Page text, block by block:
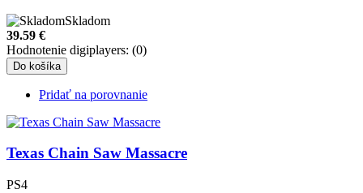
Skladom
39.59 €
Hodnotenie digiplayers: (0)
Do košíka
Pridať na porovnanie
Texas Chain Saw Massacre
PS4